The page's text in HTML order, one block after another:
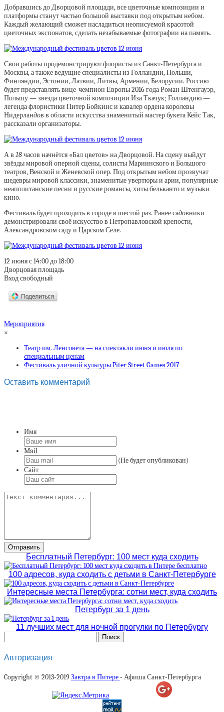
Добравшись до Дворцовой площади, все цветочные композиции и
платформы станут частью большой выставки под открытым небом.
Каждый желающий сможет насладиться неописуемой красотой
цветочных экспонатов, сделать незабываемые фотографии на память.
Свои работы продемонстрируют флористы из Санкт-Петербурга и
Москвы, а также ведущие специалисты из Голландии, Польши,
Финляндии, Эстонии, Латвии, Литвы, Армении, Белорусии. Россию
будет представлять вице-чемпион Европы 2016 года Роман Штенгауэр,
Польшу — звезда цветочной композиции Иза Ткачук; Голландию —
легенда флористики Питер Бойкинс и кавалер ордена королевы
Нидерландов в области искусства знаменитый мастер букета Кейс Так,
рассказали организаторы.
А в 18часов начнётся «Бал цветов» на Дворцовой. На сцену выйдут
звёзды мировой оперной сцены, солисты Мариинского и Большого
театров, Венской и Женевской опер. Под открытым небом прозвучат
шедевры мировой классики, знаменитые увертюры и арии, популярные
неаполитанские песни и русские романсы, хиты бельканто и музыки
кино.
Фестиваль будет проходить в городе в шестой раз. Ранее садовники
демонстрировали своё искусство в Петропавловской крепости,
Александровском саду и Царском Селе.
12 июня с 14:00 до 18:00
Дворцовая площадь
Вход свободный
Мероприятия
×
Театр им. Ленсовета — на спектакли июня и июля по
специальным ценам
Фестиваль уличной культуры Piter Street Games 2017
Оставить комментарий
Имя
Mail
(Не будет опубликован)
Сайт
Бесплатный Петербург: 100 мест куда сходить
100 адресов, куда сходить с детьми в Санкт-Петербурге
Интересные места Петербурга: сотни мест, куда сходить
Петербург за 1 день
11 лучших мест для ночной прогулки по Петербургу
Авторизация
Copyright © 2013-2019Завтра в Питере- Афиша Санкт-Петербурга